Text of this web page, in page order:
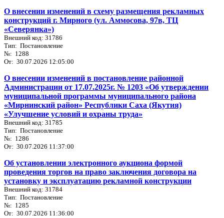
О внесении изменений в схему размещения рекламных
конструкций г. Мирного (ул. Аммосова, 97в, ТЦ
«Северянка»)
Внешний код: 31786
Тип: Постановление
№: 1288
От: 30.07.2026 12:05:00
О внесении изменений в постановление районной
Администрации от 17.07.2025г. № 1203 «Об утверждении
муниципальной программы муниципального района
«Мирнинский район» Республики Саха (Якутия)
«Улучшение условий и охраны труда»
Внешний код: 31785
Тип: Постановление
№: 1286
От: 30.07.2026 11:37:00
Об установлении электронного аукциона формой
проведения торгов на право заключения договора на
установку и эксплуатацию рекламной конструкции
Внешний код: 31784
Тип: Постановление
№: 1285
От: 30.07.2026 11:36:00